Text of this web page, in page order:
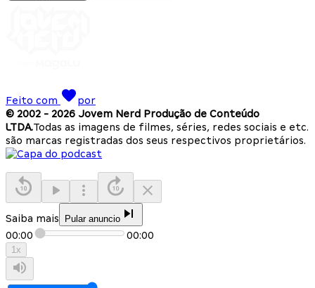
Feito com
por
© 2002 - 2026 Jovem Nerd Produção de Conteúdo
LTDA.Todas as imagens de filmes, séries, redes sociais e etc.
são marcas registradas dos seus respectivos proprietários.
Saiba mais Pular anuncio
00:00 00:00
1x